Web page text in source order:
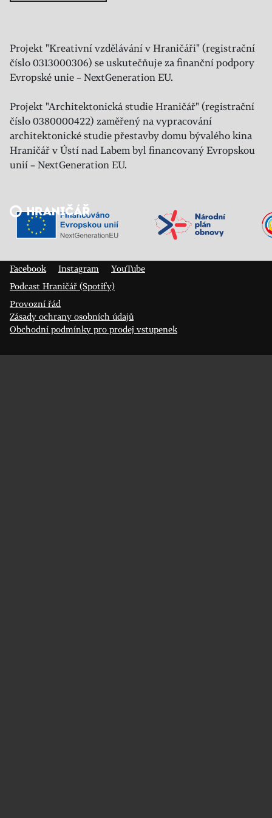
Projekt "Kreativní vzdělávání v Hraničáři" (registrační
číslo 0313000306) se uskutečňuje za finanční podpory
Evropské unie – NextGeneration EU.
Projekt "Architektonická studie Hraničář" (registrační
číslo 0380000422) zaměřený na vypracování
architektonické studie přestavby domu bývalého kina
Hraničář v Ústí nad Labem byl financovaný Evropskou
unií – NextGeneration EU.
Veřejný sál Hraničář, spolek
Facebook
Instagram
YouTube
Podcast Hraničář (Spotify)
Provozní řád
Zásady ochrany osobních údajů
Obchodní podmínky pro prodej vstupenek